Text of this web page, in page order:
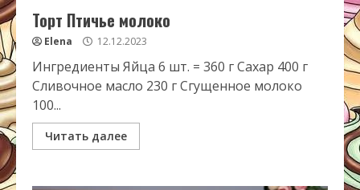
Торт Птичье молоко
Elena 12.12.2023
Ингредиенты Яйца 6 шт. = 360 г Сахар 400 г
Сливочное масло 230 г Сгущенное молоко
100...
Читать далее